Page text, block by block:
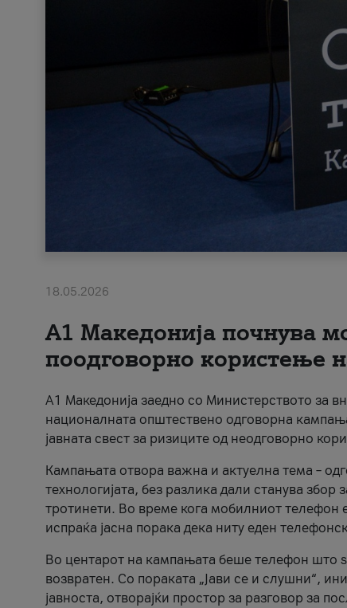
18.05.2026
A1 Македонија почнува
поодговорно користење
A1 Македонија заедно со Министерството за
националната општествено одговорна
јавната свест за ризиците од неодговорно
Кампањата отвора важна и актуелна тема –
технологијата, без разлика дали станува
тротинети. Во време кога мобилниот телефон
испраќа јасна порака дека ниту еден
Во центарот на кампањата беше телефон што
возвратен. Со пораката „Јави се и слушни“,
јавноста, отворајќи простор за разговор за